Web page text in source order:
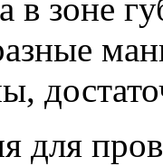
в зоне
для